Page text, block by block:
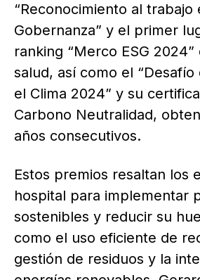
“Reconocimiento al trabajo
Gobernanza” y el primer
ranking “Merco ESG
salud, así como el
el Clima 2024” y su
Carbono Neutralidad,
años consecutivos.
Estos premios resaltan los
hospital para implementar
sostenibles y reducir su
como el uso eficiente de
gestión de residuos y la